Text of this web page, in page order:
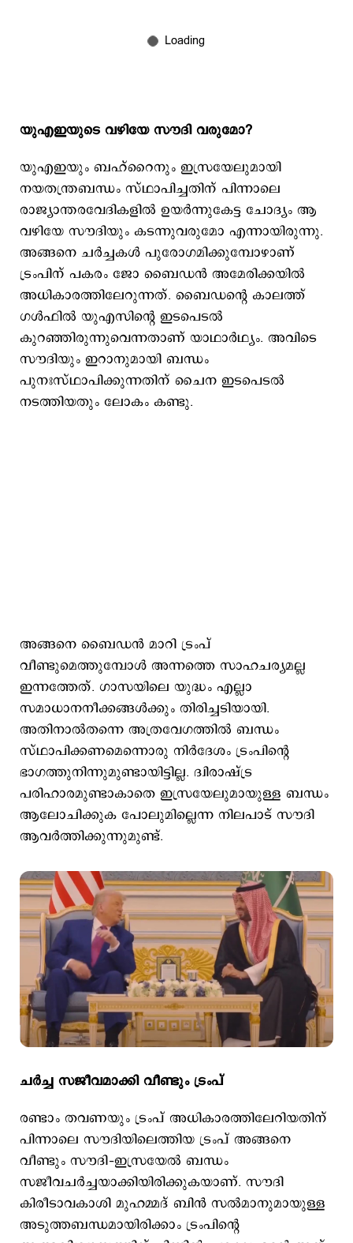
യുഎഇയുടെ വഴിയേ സൗദി വരുമോ?
യുഎഇയും ബഹ്റൈനും ഇസ്രയേലുമായി
നയതന്ത്രബന്ധം സ്ഥാപിച്ചതിന് പിന്നാലെ
രാജ്യാന്തരവേദികളില്‍ ഉയര്‍ന്നുകേട്ട ചോദ്യം ആ
വഴിയേ സൗദിയും കടന്നുവരുമോ എന്നായിരുന്നു.
അങ്ങനെ ചര്‍ച്ചകള്‍ പുരോഗമിക്കുമ്പോഴാണ്
ട്രംപിന് പകരം ജോ ബൈഡന്‍ അമേരിക്കയില്‍
അധികാരത്തിലേറുന്നത്. ബൈഡന്‍റെ കാലത്ത്
ഗള്‍‌ഫില്‍ യുഎസിന്‍റെ ഇടപെടല്‍
കുറഞ്ഞിരുന്നുവെന്നതാണ് യാഥാര്‍ഥ്യം. അവിടെ
സൗദിയും ഇറാനുമായി ബന്ധം
പുനഃസ്ഥാപിക്കുന്നതിന് ചൈന ഇടപെടല്‍
നടത്തിയതും ലോകം കണ്ടു.
അങ്ങനെ ബൈഡന്‍ മാറി ട്രംപ്
വീണ്ടുമെത്തുമ്പോള്‍ അന്നത്തെ സാഹചര്യമല്ല
ഇന്നത്തേത്. ഗാസയിലെ യുദ്ധം എല്ലാ
സമാധാനനീക്കങ്ങള്‍ക്കും തിരിച്ചടിയായി.
അതിനാല്‍തന്നെ അത്രവേഗത്തില്‍ ബന്ധം
സ്ഥാപിക്കണമെന്നൊരു നിര്‍ദേശം ട്രംപിന്‍റെ
ഭാഗത്തുനിന്നുമുണ്ടായിട്ടില്ല. ദ്വിരാഷ്ട്ര
പരിഹാരമുണ്ടാകാതെ ഇസ്രയേലുമായുള്ള ബന്ധം
ആലോചിക്കുക പോലുമില്ലെന്ന നിലപാട് സൗദി
ആവര്‍ത്തിക്കുന്നുമുണ്ട്.
ചര്‍ച്ച സജീവമാക്കി വീണ്ടും ട്രംപ്
രണ്ടാം തവണയും ട്രംപ് അധികാരത്തിലേറിയതിന്
പിന്നാലെ സൗദിയിലെത്തിയ ട്രംപ് അങ്ങനെ
വീണ്ടും സൗദി–ഇസ്രയേല്‍ ബന്ധം
സജീവചര്‍ച്ചയാക്കിയിരിക്കുകയാണ്. സൗദി
കിരീടാവകാശി മുഹമ്മദ് ബിന്‍ സല്‍മാനുമായുള്ള
അടുത്തബന്ധമായിരിക്കാം ട്രംപിന്‍റെ